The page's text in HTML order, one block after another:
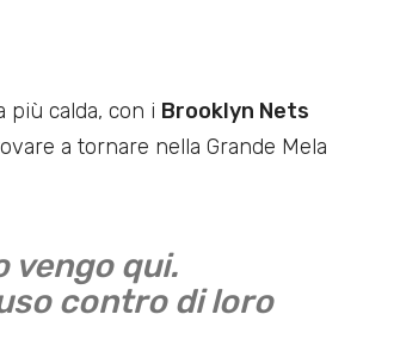
più calda, con i Brooklyn Nets
a tornare nella Grande Mela
vengo qui.
contro di loro